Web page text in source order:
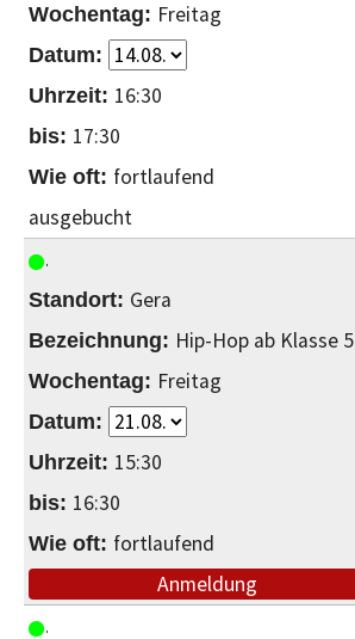
Freitag
16:30
17:30
fortlaufend
ausgebucht
Gera
Hip-Hop ab Klasse 5
Freitag
15:30
16:30
fortlaufend
Anmeldung